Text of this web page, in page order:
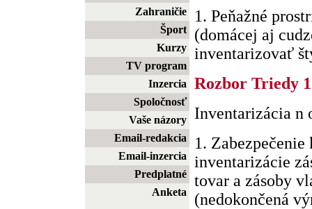
Zahraničie
Šport
Kurzy
TV program
Inzercia
Spoločnosť
Vaše názory
Email-redakcia
Email-inzercia
Predplatné
Anketa
1. Peňažné
(domácej aj
inventarizovať
Rozbor Triedy
Inventarizácia n
1.
inventarizácie
tovar a zásoby
(nedokončená